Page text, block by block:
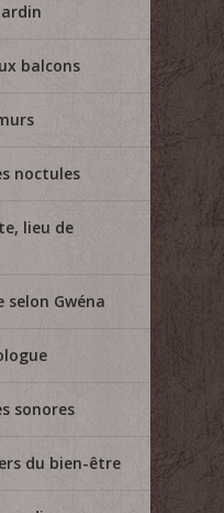
balcons
noctules
lieu de
selon Gwéna
sonores
du bien-être